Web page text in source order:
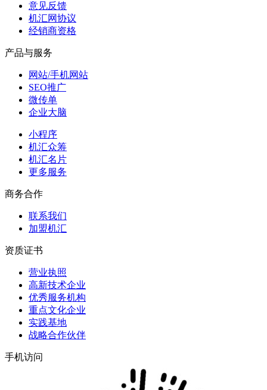
意见反馈
机汇网协议
经销商资格
产品与服务
网站/手机网站
SEO推广
微传单
企业大脑
小程序
机汇众筹
机汇名片
更多服务
商务合作
联系我们
加盟机汇
资质证书
营业执照
高新技术企业
优秀服务机构
重点文化企业
实践基地
战略合作伙伴
手机访问